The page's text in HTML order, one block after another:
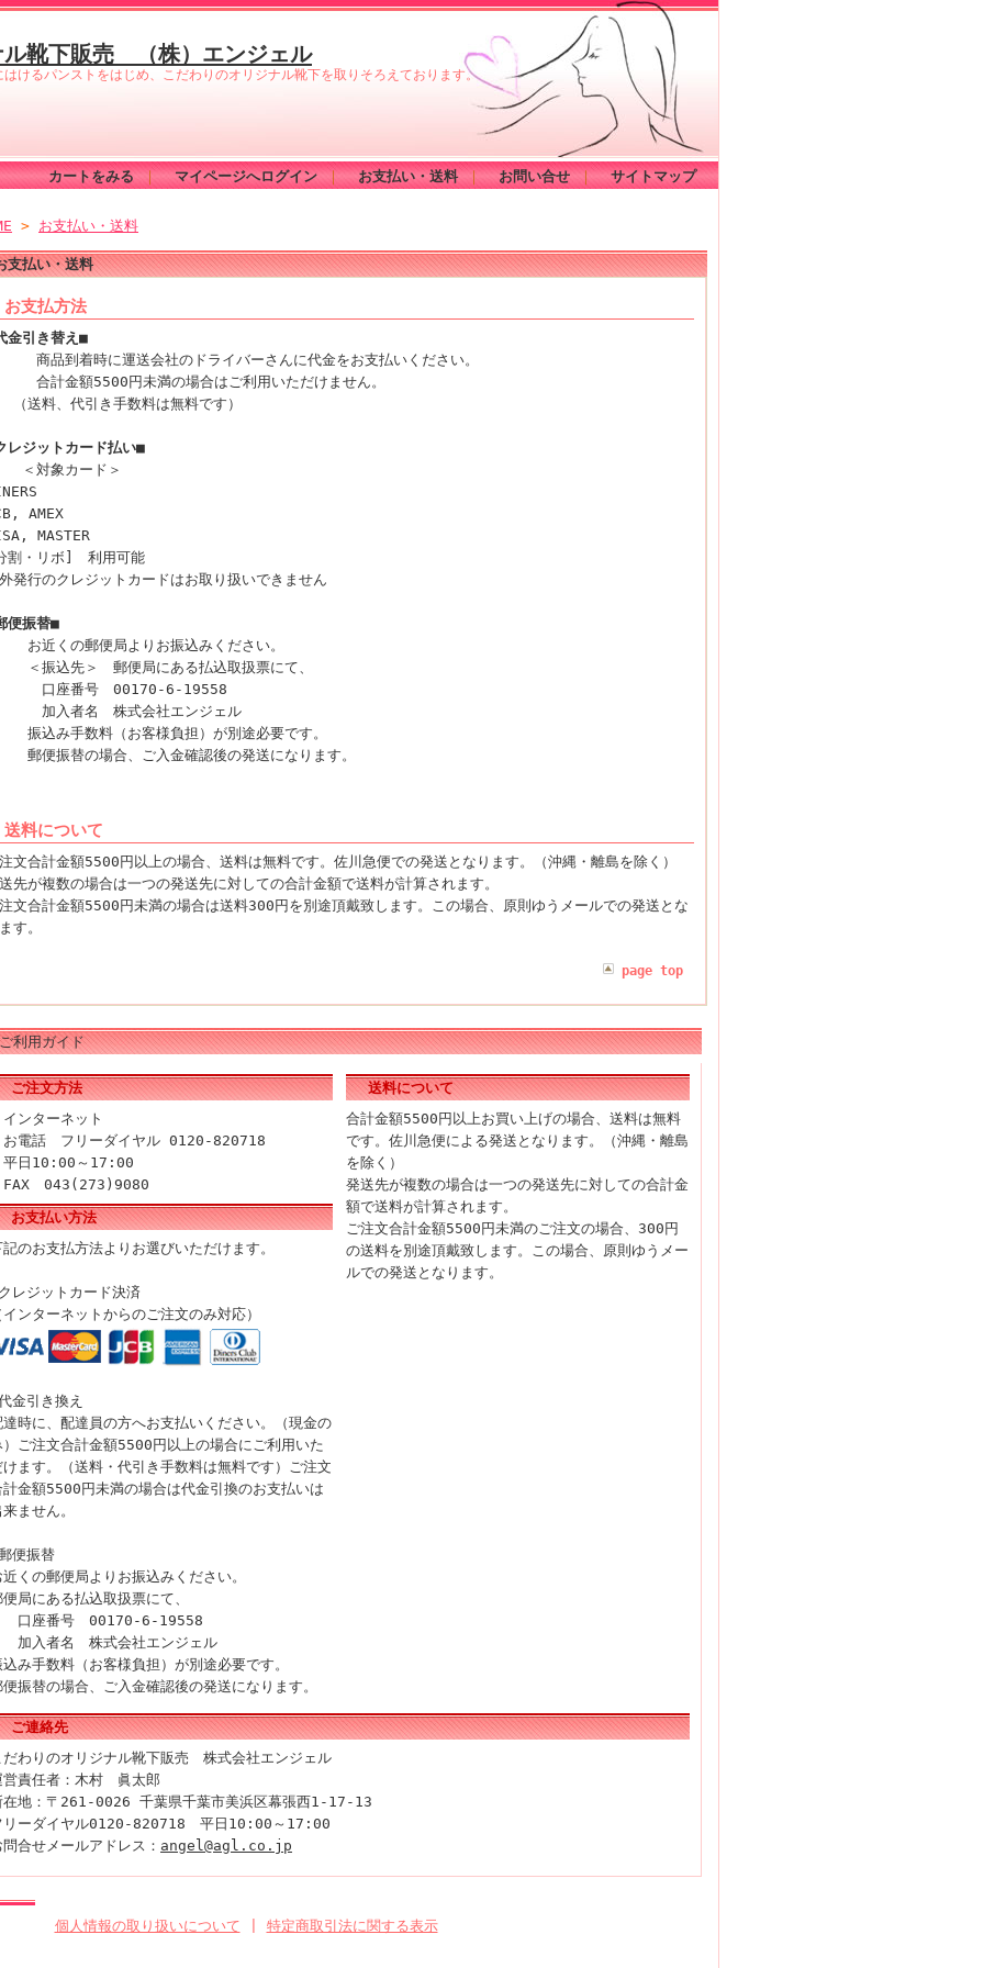
ル靴下販売 （株）エンジェル
けるパンストをはじめ、こだわりのオリジナル靴下を取りそろえております。
カートをみる ｜ マイページへログイン ｜ お支払い・送料｜ お問い合せ ｜ サイトマップ
> お支払い・送料
支払い・送料
支払方法
金引き替え■
到着時に運送会社のドライバーさんに代金をお支払いください。
金額5500円未満の場合はご利用いただけません。
料、代引き手数料は無料です）
レジットカード払い■
対象カード＞
AMEX
MASTER
割・リボ] 利用可能
発行のクレジットカードはお取り扱いできません
便振替■
くの郵便局よりお振込みください。
込先＞ 郵便局にある払込取扱票にて、
座番号 00170-6-19558
入者名 株式会社エンジェル
み手数料（お客様負担）が別途必要です。
振替の場合、ご入金確認後の発送になります。
料について
文合計金額5500円以上の場合、送料は無料です。佐川急便での発送となります。（沖縄・離島を除く）
先が複数の場合は一つの発送先に対しての合計金額で送料が計算されます。
文合計金額5500円未満の場合は送料300円を別途頂戴致します。この場合、原則ゆうメールでの発送とな
す。
page top
ご利用ガイド
ご注文方法
インターネット
お電話 フリーダイヤル 0120-820718
日10:00～17:00
FAX 043(273)9080
お支払い方法
記のお支払方法よりお選びいただけます。
レジットカード決済
インターネットからのご注文のみ対応）
金引き換え
達時に、配達員の方へお支払いください。（現金の
）ご注文合計金額5500円以上の場合にご利用いた
けます。（送料・代引き手数料は無料です）ご注文
計金額5500円未満の場合は代金引換のお支払いは
ません。
便振替
近くの郵便局よりお振込みください。
便局にある払込取扱票にて、
座番号 00170-6-19558
入者名 株式会社エンジェル
込み手数料（お客様負担）が別途必要です。
便振替の場合、ご入金確認後の発送になります。
送料について
合計金額5500円以上お買い上げの場合、送料は無料
です。佐川急便による発送となります。（沖縄・離島
を除く）
発送先が複数の場合は一つの発送先に対しての合計金
額で送料が計算されます。
ご注文合計金額5500円未満のご注文の場合、300円
の送料を別途頂戴致します。この場合、原則ゆうメー
ルでの発送となります。
ご連絡先
だわりのオリジナル靴下販売 株式会社エンジェル
営責任者：木村 眞太郎
在地：〒261-0026 千葉県千葉市美浜区幕張西1-17-13
リーダイヤル0120‐820718 平日10:00～17:00
問合せメールアドレス： angel@agl.co.jp
個人情報の取り扱いについて 特定商取引法に関する表示